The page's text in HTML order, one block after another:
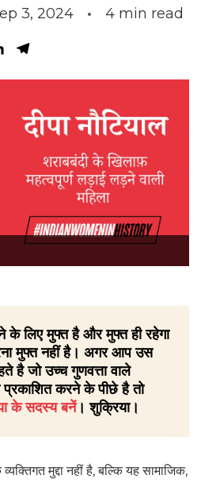
3, 2024 4 min read
LinkedIn
लिए मुफ्त है और मुफ्त ही रहेगा
मुफ्त नहीं है। अगर आप उस
है जो उच्च गुणवत्ता वाले
प्रकाशित करने के पीछे है तो
के सदस्य बनें। शुक्रिया।
मुद्दा नहीं है, बल्कि यह सामाजिक,